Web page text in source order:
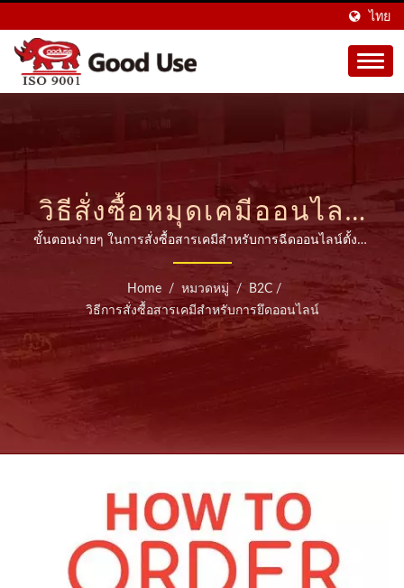
ไทย
วิธีสั่งซื้อหมุดเคมีออนไลน์
| ผู้ผลิตหมุดเคมีที่สามารถ
ฉีดได้หลากหลายมากว่า
20 ปี | GOOD USE
ขั้นตอนง่ายๆ ในการสั่งซื้อสารเคมีสำหรับการฉีดออนไลน์ตั้งอยู่
ในไต้หวัน โรงงานของเรามีประสบการณ์มากกว่า 28 ปีในการ
ผลิตตัวยึดเคมีคุณภาพสูง (มอร์ตาร์ฉีด) ส่งออกไปยังมากกว่า 45
ประเทศทั่วโลก.
Home / หมวดหมู่ / B2C /
วิธีการสั่งซื้อสารเคมีสำหรับการยึดออนไลน์